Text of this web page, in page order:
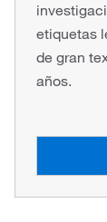
etiquetas
de gran
años.